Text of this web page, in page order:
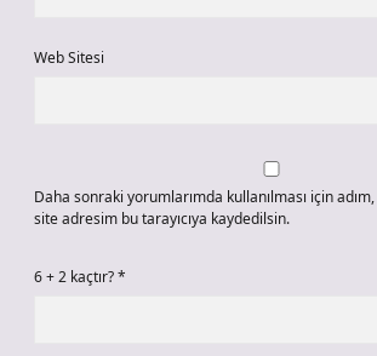
Web Sitesi
Daha sonraki yorumlarımda kullanılması için
site adresim bu tarayıcıya kaydedilsin.
6 + 2 kaçtır?*